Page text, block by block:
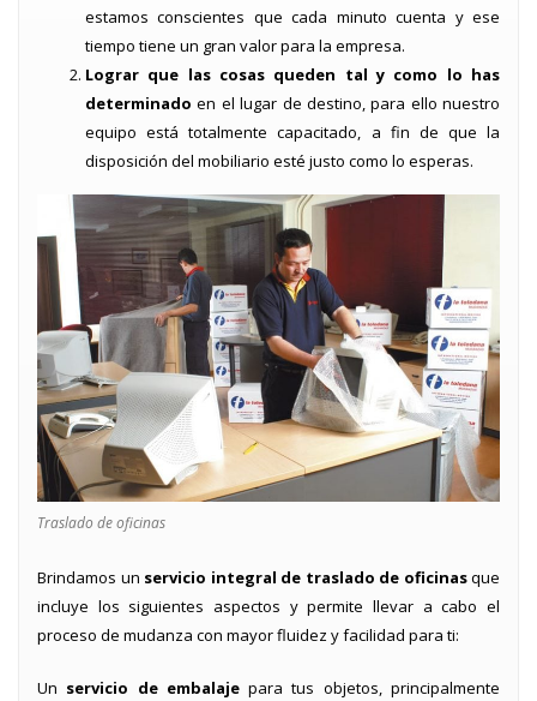
estamos conscientes que cada minuto cuenta y ese
tiempo tiene un gran valor para la empresa.
Lograr que las cosas queden tal y como lo has
determinado en el lugar de destino, para ello nuestro
equipo está totalmente capacitado, a fin de que la
disposición del mobiliario esté justo como lo esperas.
Traslado de oficinas
Brindamos un servicio integral de traslado de oficinasque
incluye los siguientes aspectos y permite llevar a cabo el
proceso de mudanza con mayor fluidez y facilidad para ti:
Un servicio de embalajepara tus objetos, principalmente